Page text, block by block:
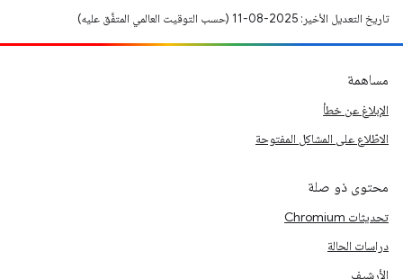
تاريخ التعديل الأخير: 2025-08-11 (حسب التوقيت العالمي المتفَّق عليه)
مساهمة
الإبلاغ عن خطأ
الاطّلاع على المشاكل المفتوحة
محتوى ذو صلة
تحديثات Chromium
دراسات الحالة
الأرشيف